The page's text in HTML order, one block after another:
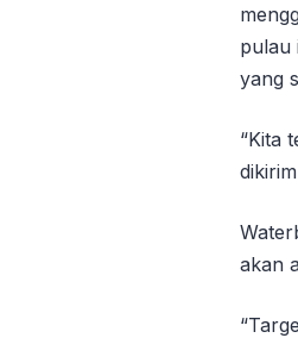
pulau
yang
“Kita
akan